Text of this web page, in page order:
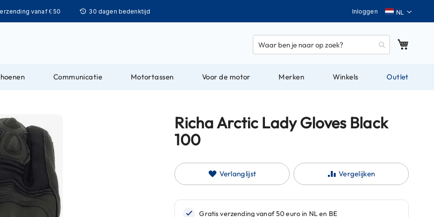
vanaf € 50 30 dagen bedenktijd Taal
Inloggen
Communicatie Motortassen Voor de motor Merken Winkels Outlet
Richa Arctic Lady Gloves Black
100
Verlanglijst Vergelijken